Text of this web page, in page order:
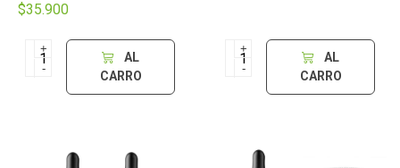
$35.900
+
-
AL
CARRO
+
-
AL
CARRO